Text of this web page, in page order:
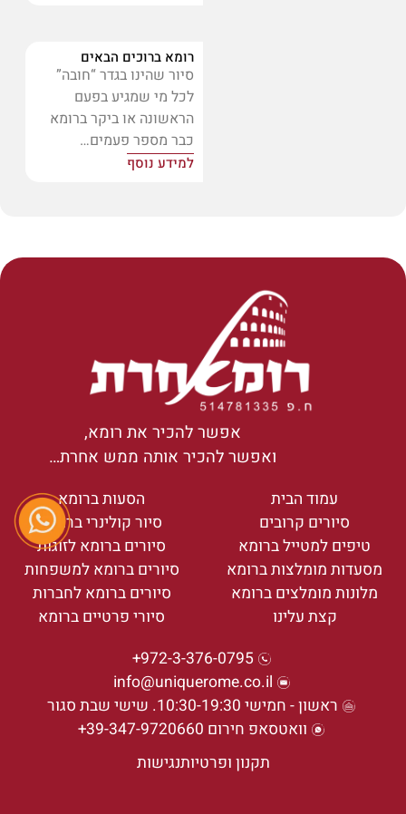
רומא ברוכים הבאים
סיור שהינו בגדר “חובה”
לכל מי שמגיע בפעם
הראשונה או ביקר ברומא
כבר מספר פעמים…
למידע נוסף
אפשר להכיר את רומא,
ואפשר להכיר אותה ממש אחרת…
עמוד הבית
סיורים קרובים
טיפים למטייל ברומא
מסעדות מומלצות ברומא
מלונות מומלצים ברומא
קצת עלינו
הסעות ברומא
סיור קולינרי ברומא
סיורים ברומא לזוגות
סיורים ברומא למשפחות
סיורים ברומא לחברות
סיורי פרטיים ברומא
972-3-376-0795+
info@uniquerome.co.il
ראשון - חמישי 10:30-19:30. שישי שבת סגור
וואטסאפ חירום 39-347-9720660+
תקנון ופרטיותנגישות